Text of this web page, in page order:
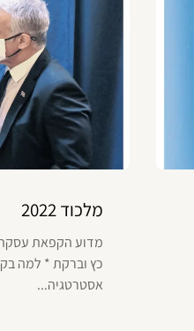
מלכוד 2022
מדוע הקפאת עסקת
כץ וברקת * למה
אסטרטגיה...